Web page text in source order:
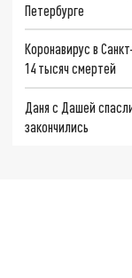
Петербурге
Коронавирус в
14 тысяч смертей
Даня с Дашей
закончились